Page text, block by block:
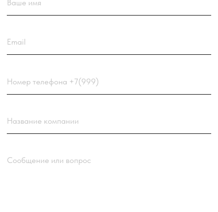
Нажимая кнопку “Отправить заявку” вы
Отправить заявку